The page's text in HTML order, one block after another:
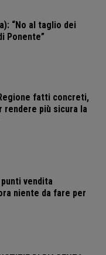
“No al taglio dei
Ponente”
fatti concreti,
rendere più sicura la
vendita
niente da fare per